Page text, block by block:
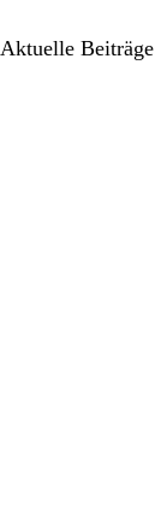
Aktuelle Beiträge